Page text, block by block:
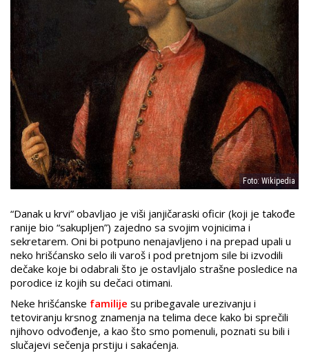
Foto: Wikipedia
“Danak u krvi” obavljao je viši janjičaraski oficir (koji je takođe
ranije bio “sakupljen”) zajedno sa svojim vojnicima i
sekretarem. Oni bi potpuno nenajavljeno i na prepad upali u
neko hrišćansko selo ili varoš i pod pretnjom sile bi izvodili
dečake koje bi odabrali što je ostavljalo strašne posledice na
porodice iz kojih su dečaci otimani.
Neke hrišćanske familije su pribegavale urezivanju i
tetoviranju krsnog znamenja na telima dece kako bi sprečili
njihovo odvođenje, a kao što smo pomenuli, poznati su bili i
slučajevi sečenja prstiju i sakaćenja.